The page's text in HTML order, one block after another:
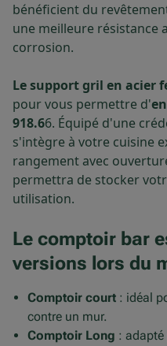
bénéficient du
une meilleure résistance
corrosion.
Le support gril en acier
pour vous permettre d'
918.66. Équipé d'une
s'intègre à votre cuisine
rangement avec
permettra de stocker
utilisation.
Le comptoir bar
versions lors du
Comptoir court : idéal
contre un mur.
Comptoir Long :